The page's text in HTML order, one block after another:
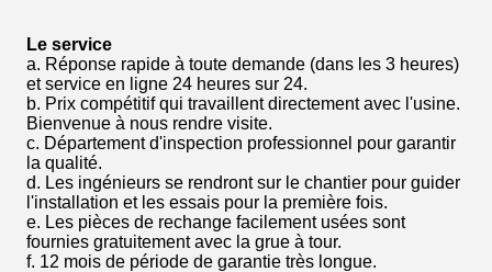
Le service
a. Réponse rapide à toute demande (dans les 3 heures)
et service en ligne 24 heures sur 24.
b. Prix compétitif qui travaillent directement avec l'usine.
Bienvenue à nous rendre visite.
c. Département d'inspection professionnel pour garantir
la qualité.
d. Les ingénieurs se rendront sur le chantier pour guider
l'installation et les essais pour la première fois.
e. Les pièces de rechange facilement usées sont
fournies gratuitement avec la grue à tour.
f. 12 mois de période de garantie très longue.